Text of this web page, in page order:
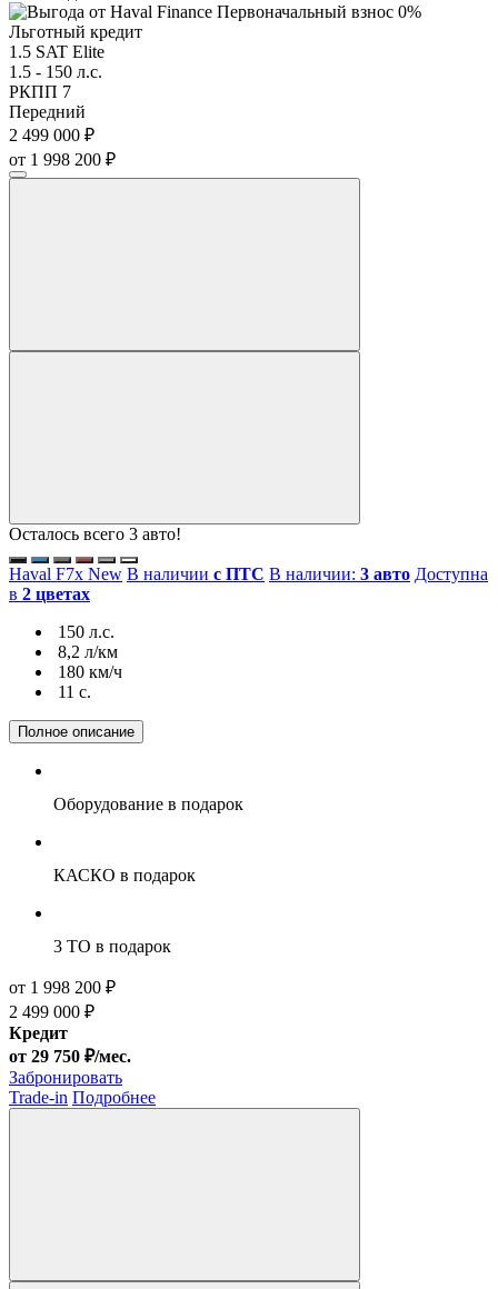
Первоначальный взнос 0%
Льготный кредит
1.5 SAT Elite
1.5 - 150 л.с.
РКПП 7
Передний
2 499 000 ₽
от 1 998 200 ₽
Осталось всего 3 авто!
Haval F7x New В наличии с ПТС В наличии: 3 авто Доступна
в 2 цветах
150 л.с.
8,2 л/км
180 км/ч
11 c.
Полное описание
Оборудование в подарок
КАСКО в подарок
3 ТО в подарок
от 1 998 200 ₽
2 499 000 ₽
Кредит
от 29 750 ₽/мес.
Забронировать
Trade-in Подробнее